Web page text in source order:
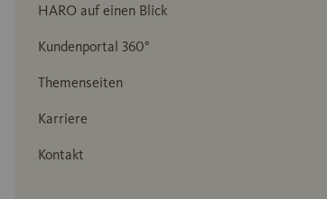
HARO auf einen Blick
Kundenportal 360°
Themenseiten
Karriere
Kontakt